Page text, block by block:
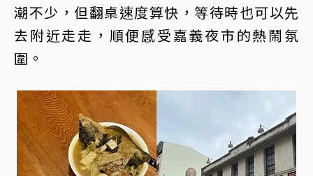
潮不少，但翻桌速度算快，等待時也可以先
去附近走走，順便感受嘉義夜市的熱鬧氛
圍。